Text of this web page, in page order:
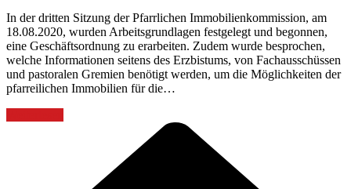
In der dritten Sitzung der Pfarrlichen Immobilienkommission, am
18.08.2020, wurden Arbeitsgrundlagen festgelegt und begonnen,
eine Geschäftsordnung zu erarbeiten. Zudem wurde besprochen,
welche Informationen seitens des Erzbistums, von Fachausschüssen
und pastoralen Gremien benötigt werden, um die Möglichkeiten der
pfarreilichen Immobilien für die…